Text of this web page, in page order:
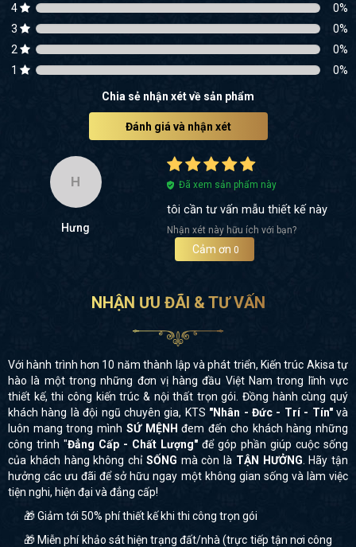
4
0%
3
0%
2
0%
1
0%
Chia sẻ nhận xét về sản phẩm
Đánh giá và nhận xét
H
Hưng
Đã xem sản phẩm này
tôi cần tư vấn mẫu thiết kế này
Nhận xét này hữu ích với bạn?
Cảm ơn 0
NHẬN ƯU ĐÃI & TƯ VẤN
Với hành trình hơn 10 năm thành lập và phát triển, Kiến trúc Akisa tự
hào là một trong những đơn vị hàng đầu Việt Nam trong lĩnh vực
thiết kế, thi công kiến trúc & nội thất trọn gói. Đồng hành cùng quý
khách hàng là đội ngũ chuyên gia, KTS "Nhân - Đức - Trí - Tín"và
luôn mang trong mình SỨ MỆNH đem đến cho khách hàng những
công trình "Đẳng Cấp - Chất Lượng" để góp phần giúp cuộc sống
của khách hàng không chỉ SỐNG mà còn là TẬN HƯỞNG . Hãy tận
hưởng các ưu đãi để sở hữu ngay một không gian sống và làm việc
tiện nghi, hiện đại và đẳng cấp!
🎁 Giảm tới 50% phí thiết kế khi thi công trọn gói
🎁 Miễn phí khảo sát hiện trạng đất/nhà (trực tiếp tận nơi công